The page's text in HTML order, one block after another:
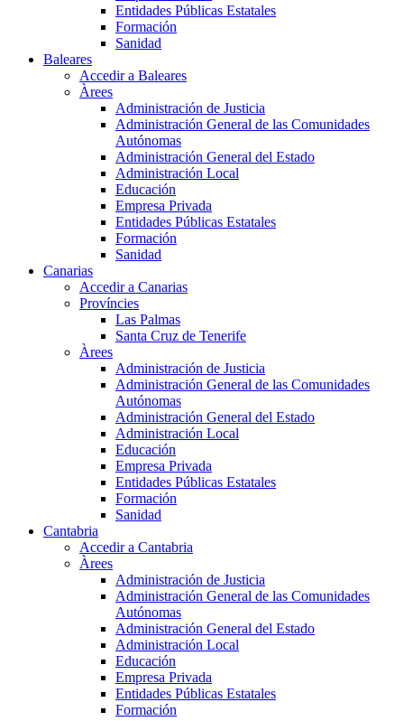
Entidades Públicas Estatales
Formación
Sanidad
Baleares
Accedir a Baleares
Àrees
Administración de Justicia
Administración General de las Comunidades
Autónomas
Administración General del Estado
Administración Local
Educación
Empresa Privada
Entidades Públicas Estatales
Formación
Sanidad
Canarias
Accedir a Canarias
Províncies
Las Palmas
Santa Cruz de Tenerife
Àrees
Administración de Justicia
Administración General de las Comunidades
Autónomas
Administración General del Estado
Administración Local
Educación
Empresa Privada
Entidades Públicas Estatales
Formación
Sanidad
Cantabria
Accedir a Cantabria
Àrees
Administración de Justicia
Administración General de las Comunidades
Autónomas
Administración General del Estado
Administración Local
Educación
Empresa Privada
Entidades Públicas Estatales
Formación